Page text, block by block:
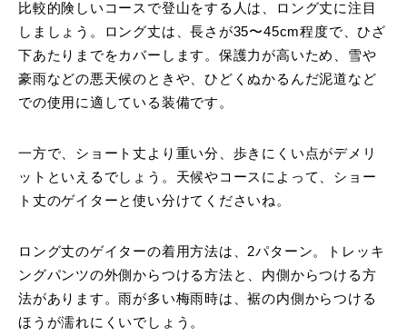
比較的険しいコースで登山をする人は、ロング丈に注目
しましょう。ロング丈は、長さが35〜45cm程度で、ひざ
下あたりまでをカバーします。保護力が高いため、雪や
豪雨などの悪天候のときや、ひどくぬかるんだ泥道など
での使用に適している装備です。
一方で、ショート丈より重い分、歩きにくい点がデメリ
ットといえるでしょう。天候やコースによって、ショー
ト丈のゲイターと使い分けてくださいね。
ロング丈のゲイターの着用方法は、2パターン。トレッキ
ングパンツの外側からつける方法と、内側からつける方
法があります。雨が多い梅雨時は、裾の内側からつける
ほうが濡れにくいでしょう。